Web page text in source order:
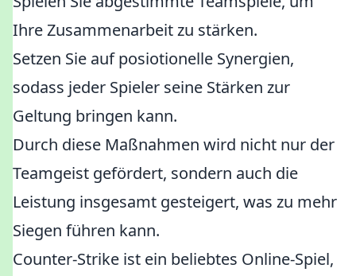
Ihre Zusammenarbeit zu stärken.
Setzen Sie auf posiotionelle Synergien,
sodass jeder Spieler seine Stärken zur
Geltung bringen kann.
Durch diese Maßnahmen wird nicht nur der
Teamgeist gefördert, sondern auch die
Leistung insgesamt gesteigert, was zu mehr
Siegen führen kann.
Counter-Strike ist ein beliebtes Online-Spiel,